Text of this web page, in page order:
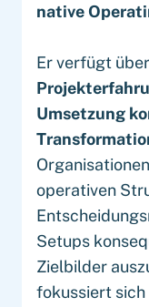
native
Er verfügt über
Umsetzung
operativen
Setups
Zielbilder
fokussiert sich